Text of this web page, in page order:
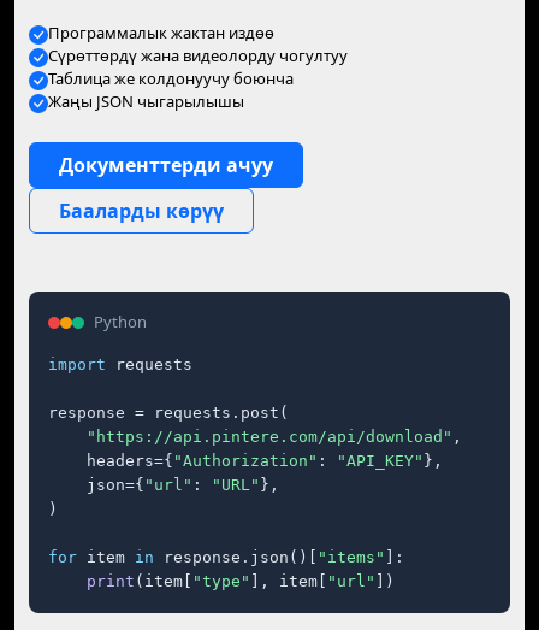
Программалык жактан издөө
Сүрөттөрдү жана видеолорду чогултуу
Таблица же колдонуучу боюнча
Жаңы JSON чыгарылышы
Документтерди ачуу
Бааларды көрүү
Python
import requests
response = requests.post(
"https://api.pintere.com/api/download" ,
    headers={
"Authorization" : "API_KEY" },
    json={
"url" : "URL" },
)
for item in response.json()[ "items"
]:
print (item[ "type" ], item[ "url" ])